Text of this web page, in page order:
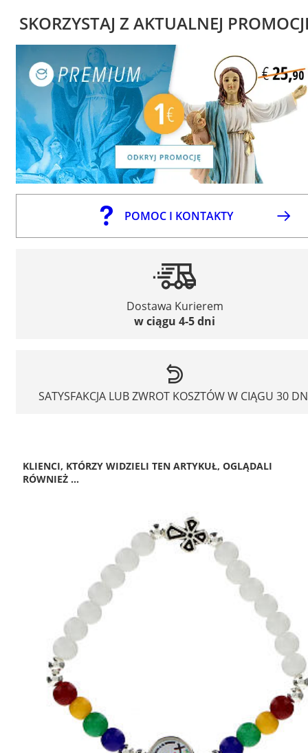
SKORZYSTAJ Z AKTUALNEJ
POMOC I KONTAKTY
Dostawa Kurierem
w ciągu 4-5 dni
SATYSFAKCJA LUB ZWROT KOSZTÓW W CIĄGU 30
KLIENCI, KTÓRZY WIDZIELI TEN ARTYKUŁ, OGLĄDALI
RÓWNIEŻ ...